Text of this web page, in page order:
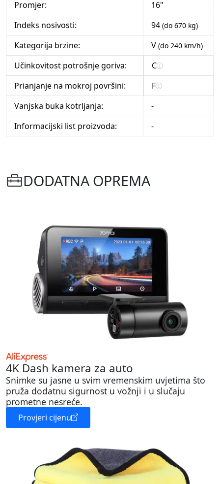
Promjer:
16"
Indeks nosivosti:
94 (do 670 kg)
Kategorija brzine: V (do 240 km/h)
Učinkovitost potrošnje goriva:
C
Prianjanje na mokroj površini:
F
Vanjska buka kotrljanja:
-
Informacijski list proizvoda:
-
DODATNA OPREMA
4K Dash kamera za auto
Snimke su jasne u svim vremenskim uvjetima što
pruža dodatnu sigurnost u vožnji i u slučaju
prometne nesreće.
Provjeri cijenu